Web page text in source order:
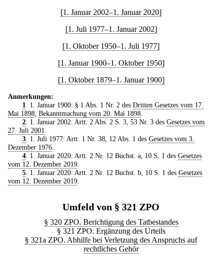
[1. Januar 2002–1. Januar 2020]
[1. Juli 1977–1. Januar 2002]
[1. Oktober 1950–1. Juli 1977]
[1. Januar 1900–1. Oktober 1950]
[1. Oktober 1879–1. Januar 1900]
Anmerkungen:
1
. 1. Januar 1900: § 1 Abs. 1 Nr. 2 des Dritten Gesetzes vom 17.
Mai 1898 Bekanntmachung vom 20. Mai 1898
2. 1. Januar 2002: Artt. 2 Abs. 2 S. 3, 53 Nr. 3 des Gesetzes vom
27. Juli 2001
3. 1. Juli 1977: Artt. 1 Nr. 38, 12 Abs. 1 des Gesetzes vom 3.
Dezember 1976
4. 1. Januar 2020: Artt. 2 Nr. 12 Buchst. a, 10 S. 1 des Gesetzes
vom 12. Dezember 2019
5. 1. Januar 2020: Artt. 2 Nr. 12 Buchst. b, 10 S. 1 des Gesetzes
vom 12. Dezember 2019
Umfeld von § 321 ZPO
§ 320 ZPO. Berichtigung des Tatbestandes
§ 321 ZPO. Ergänzung des Urteils
§ 321a ZPO. Abhilfe bei Verletzung des Anspruchs auf
rechtliches Gehör